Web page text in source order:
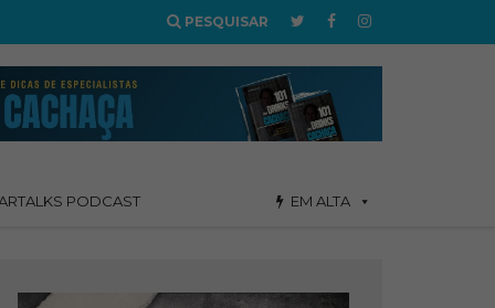
PESQUISAR
PODCAST EM ALTA